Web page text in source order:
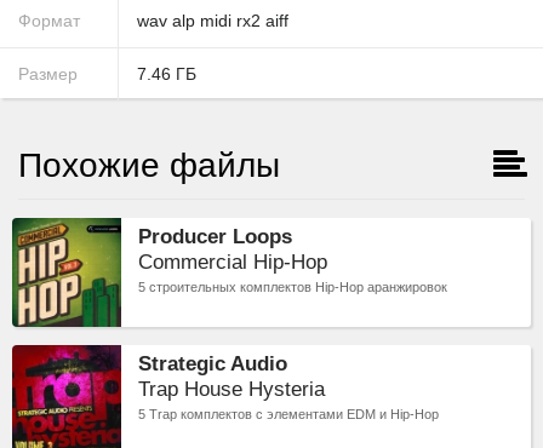
Формат wav alp midi rx2 aiff
Размер 7.46 ГБ
Похожие файлы
Producer Loops
Commercial Hip-Hop
5 строительных комплектов Hip-Hop аранжировок
Strategic Audio
Trap House Hysteria
5 Trap комплектов с элементами EDM и Hip-Hop